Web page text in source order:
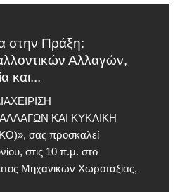
στην Πράξη:
Αλλαγών,
και...
ΚΑΙ ΚΥΚΛΙΚΗ
σας προσκαλεί
στις 10 π.μ. στο
Μηχανικών Χωροταξίας,